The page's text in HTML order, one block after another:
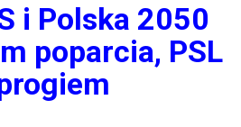
i Polska 2050
poparcia, PSL